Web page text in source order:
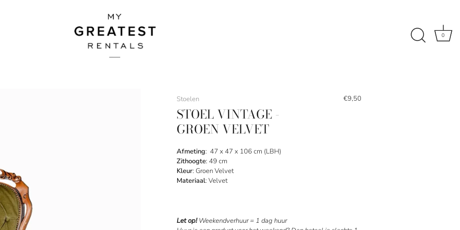
0
Stoelen €9,50
STOEL VINTAGE -
GROEN VELVET
Afmeting: 47 x 47 x 106 cm (LBH)
Zithoogte: 49 cm
Kleur: Groen Velvet
Materiaal: Velvet
Let op!Weekendverhuur = 1 dag huur